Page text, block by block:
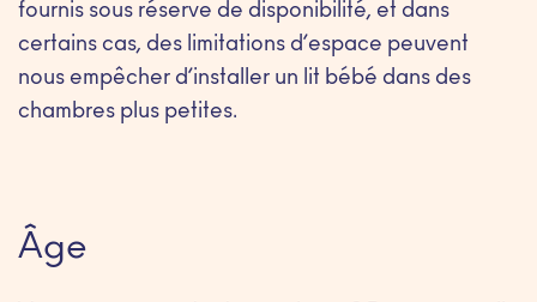
fournis sous réserve de disponibilité, et dans
certains cas, des limitations d’espace peuvent
nous empêcher d’installer un lit bébé dans des
chambres plus petites.
Âge